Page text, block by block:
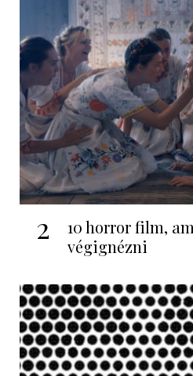
2
10 horror film,
végignézni